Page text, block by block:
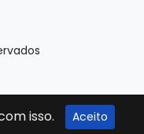
isso. Aceito